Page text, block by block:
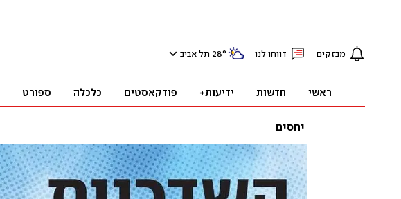
מבזקים דווחו לנו 28° תל אביב
ראשי חדשות ידיעות+ פודקאסטים כלכלה ספורט
יחסים